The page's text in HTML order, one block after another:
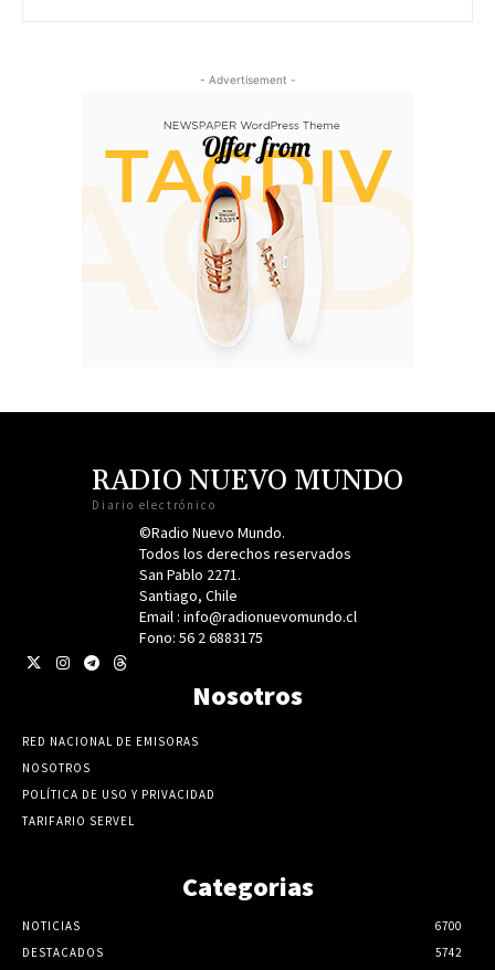
- Advertisement -
RADIO NUEVO MUNDO
Diario electrónico
©Radio Nuevo Mundo.
Todos los derechos reservados
San Pablo 2271.
Santiago, Chile
Email : info@radionuevomundo.cl
Fono: 56 2 6883175
Nosotros
RED NACIONAL DE EMISORAS
NOSOTROS
POLÍTICA DE USO Y PRIVACIDAD
TARIFARIO SERVEL
Categorias
NOTICIAS
6700
DESTACADOS
5742